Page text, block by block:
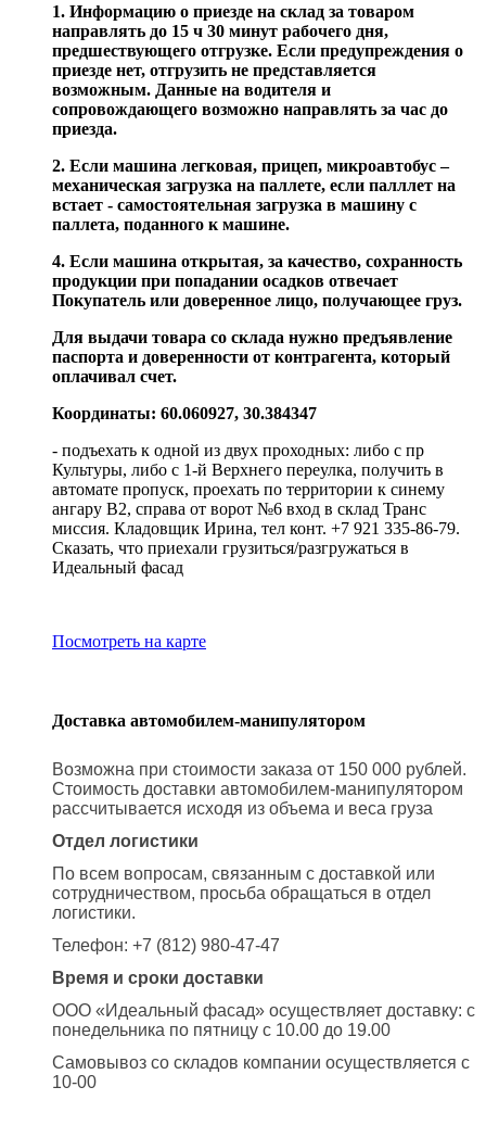
1. Информацию о приезде на склад за товаром
направлять до 15 ч 30 минут рабочего дня,
предшествующего отгрузке. Если предупреждения о
приезде нет, отгрузить не представляется
возможным. Данные на водителя и
сопровождающего возможно направлять за час до
приезда.
2. Если машина легковая, прицеп, микроавтобус –
механическая загрузка на паллете, если палллет на
встает - самостоятельная загрузка в машину с
паллета, поданного к машине.
4. Если машина открытая, за качество, сохранность
продукции при попадании осадков отвечает
Покупатель или доверенное лицо, получающее груз.
Для выдачи товара со склада нужно предъявление
паспорта и доверенности от контрагента, который
оплачивал счет.
Координаты: 60.060927, 30.384347
- подъехать к одной из двух проходных: либо с пр
Культуры, либо с 1-й Верхнего переулка, получить в
автомате пропуск, проехать по территории к синему
ангару В2, справа от ворот №6 вход в склад Транс
миссия. Кладовщик Ирина, тел конт. +7 921 335-86-79.
Сказать, что приехали грузиться/разгружаться в
Идеальный фасад
Посмотреть на карте
Доставка автомобилем-манипулятором
Возможна при стоимости заказа от 150 000 рублей.
Стоимость доставки автомобилем-манипулятором
рассчитывается исходя из объема и веса груза
Отдел логистики
По всем вопросам, связанным с доставкой или
сотрудничеством, просьба обращаться в отдел
логистики.
Телефон: +7 (812) 980-47-47
Время и сроки доставки
ООО «Идеальный фасад» осуществляет доставку: с
понедельника по пятницу с 10.00 до 19.00
Самовывоз со складов компании осуществляется с
10-00